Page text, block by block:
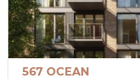
567 OCEAN